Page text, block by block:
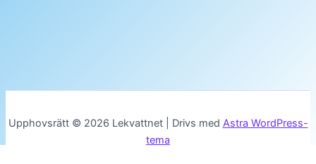
Upphovsrätt © 2026 Lekvattnet | Drivs med Astra WordPress-
tema